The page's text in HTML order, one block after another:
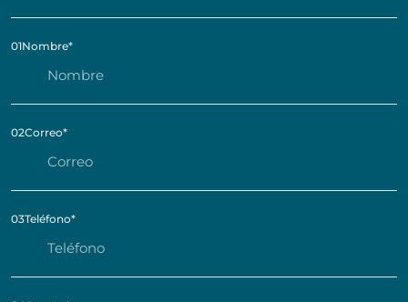
01Nombre*
02Correo*
03Teléfono*